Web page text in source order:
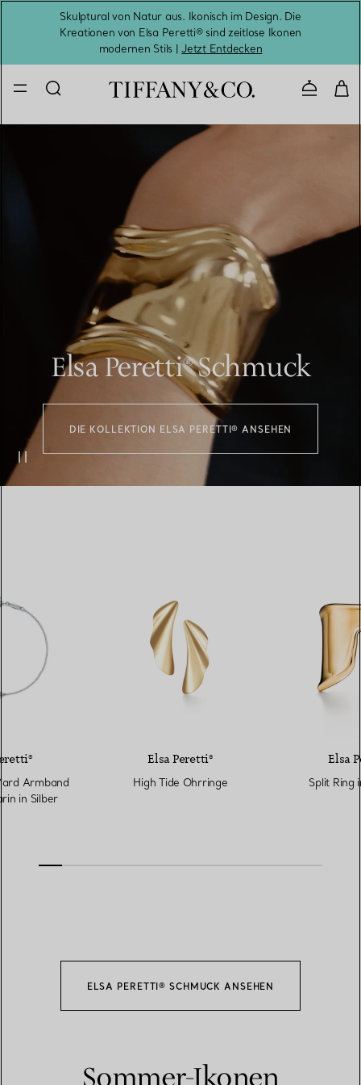
Skulptural von Natur aus. Ikonisch im Design. Die
Kreationen von Elsa Peretti® sind zeitlose Ikonen
modernen Stils |Jetzt Entdecken
Elsa Peretti® Schmuck
DIE KOLLEKTION ELSA PERETTI® ANSEHEN
Armband
in Silber
Elsa Peretti®
High Tide Ohrringe
Elsa
Split Ring
ELSA PERETTI® SCHMUCK ANSEHEN